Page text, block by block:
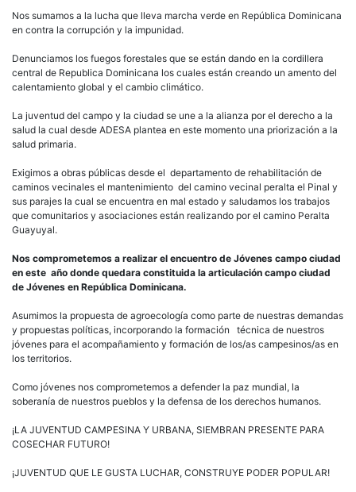
Nos sumamos a la lucha que lleva marcha verde en República Dominicana
en contra la corrupción y la impunidad.
Denunciamos los fuegos forestales que se están dando en la cordillera
central de Republica Dominicana los cuales están creando un amento del
calentamiento global y el cambio climático.
La juventud del campo y la ciudad se une a la alianza por el derecho a la
salud la cual desde ADESA plantea en este momento una priorización a la
salud primaria.
Exigimos a obras públicas desde el departamento de rehabilitación de
caminos vecinales el mantenimiento del camino vecinal peralta el Pinal y
sus parajes la cual se encuentra en mal estado y saludamos los trabajos
que comunitarios y asociaciones están realizando por el camino Peralta
Guayuyal.
Nos comprometemos a realizar el encuentro de Jóvenes campo ciudad
en este año donde quedara constituida la articulación campo ciudad
de Jóvenes en República Dominicana.
Asumimos la propuesta de agroecología como parte de nuestras demandas
y propuestas políticas, incorporando la formación técnica de nuestros
jóvenes para el acompañamiento y formación de los/as campesinos/as en
los territorios.
Como jóvenes nos comprometemos a defender la paz mundial, la
soberanía de nuestros pueblos y la defensa de los derechos humanos.
¡LA JUVENTUD CAMPESINA Y URBANA, SIEMBRAN PRESENTE PARA
COSECHAR FUTURO!
¡JUVENTUD QUE LE GUSTA LUCHAR, CONSTRUYE PODER POPULAR!